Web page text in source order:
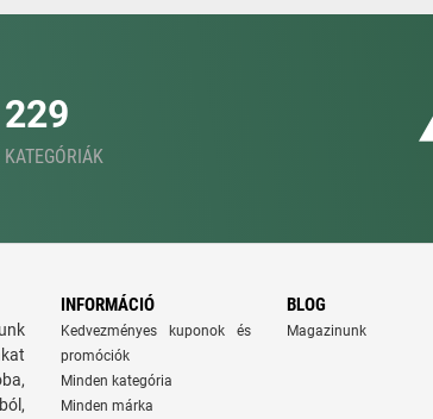
229
KATEGÓRIÁK
INFORMÁCIÓ
Kedvezményes kuponok és
promóciók
Minden kategória
Minden márka
BLOG
Magazinunk